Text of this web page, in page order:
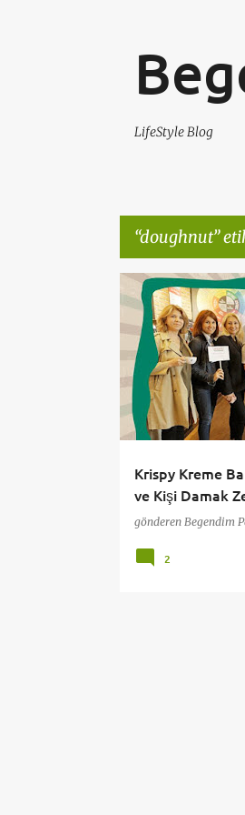
LifeStyle Blog
doughnut
K
a
y
ı
t
Krispy Kreme
ve Kişi Damak
workshopu
gönderen Begendim
BARISTA AKADEMI
2